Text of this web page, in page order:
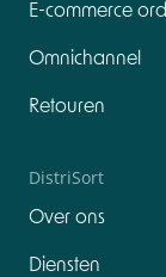
E-commerce
Omnichannel
Retouren
DistriSort
Over ons
Diensten